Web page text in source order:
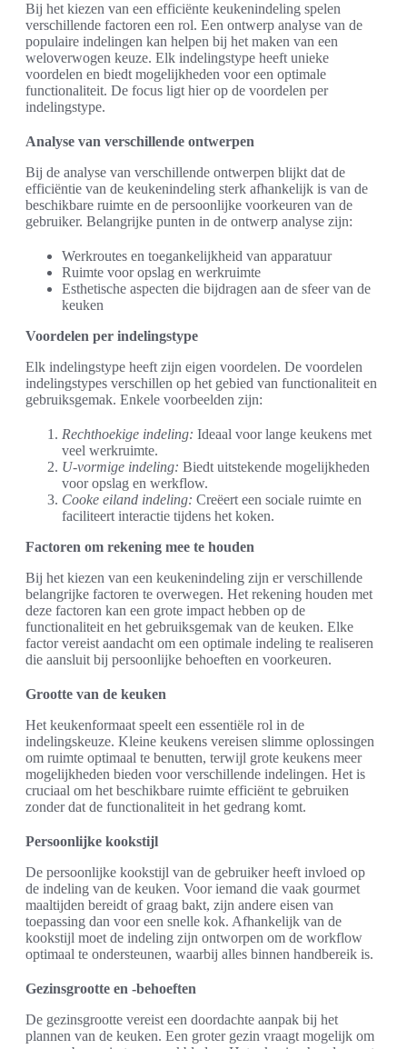
Bij het kiezen van een efficiënte keukenindeling spelen
verschillende factoren een rol. Een ontwerp analyse van de
populaire indelingen kan helpen bij het maken van een
weloverwogen keuze. Elk indelingstype heeft unieke
voordelen en biedt mogelijkheden voor een optimale
functionaliteit. De focus ligt hier op de voordelen per
indelingstype.
Analyse van verschillende ontwerpen
Bij de analyse van verschillende ontwerpen blijkt dat de
efficiëntie van de keukenindeling sterk afhankelijk is van de
beschikbare ruimte en de persoonlijke voorkeuren van de
gebruiker. Belangrijke punten in de ontwerp analyse zijn:
Werkroutes en toegankelijkheid van apparatuur
Ruimte voor opslag en werkruimte
Esthetische aspecten die bijdragen aan de sfeer van de
keuken
Voordelen per indelingstype
Elk indelingstype heeft zijn eigen voordelen. De voordelen
indelingstypes verschillen op het gebied van functionaliteit en
gebruiksgemak. Enkele voorbeelden zijn:
Rechthoekige indeling: Ideaal voor lange keukens met
veel werkruimte.
U-vormige indeling: Biedt uitstekende mogelijkheden
voor opslag en werkflow.
Cooke eiland indeling: Creëert een sociale ruimte en
faciliteert interactie tijdens het koken.
Factoren om rekening mee te houden
Bij het kiezen van een keukenindeling zijn er verschillende
belangrijke factoren te overwegen. Het rekening houden met
deze factoren kan een grote impact hebben op de
functionaliteit en het gebruiksgemak van de keuken. Elke
factor vereist aandacht om een optimale indeling te realiseren
die aansluit bij persoonlijke behoeften en voorkeuren.
Grootte van de keuken
Het keukenformaat speelt een essentiële rol in de
indelingskeuze. Kleine keukens vereisen slimme oplossingen
om ruimte optimaal te benutten, terwijl grote keukens meer
mogelijkheden bieden voor verschillende indelingen. Het is
cruciaal om het beschikbare ruimte efficiënt te gebruiken
zonder dat de functionaliteit in het gedrang komt.
Persoonlijke kookstijl
De persoonlijke kookstijl van de gebruiker heeft invloed op
de indeling van de keuken. Voor iemand die vaak gourmet
maaltijden bereidt of graag bakt, zijn andere eisen van
toepassing dan voor een snelle kok. Afhankelijk van de
kookstijl moet de indeling zijn ontworpen om de workflow
optimaal te ondersteunen, waarbij alles binnen handbereik is.
Gezinsgrootte en -behoeften
De gezinsgrootte vereist een doordachte aanpak bij het
plannen van de keuken. Een groter gezin vraagt mogelijk om